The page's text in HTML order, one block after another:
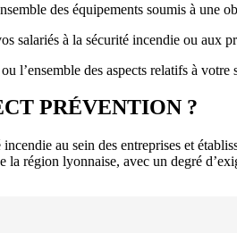
des équipements soumis à une
à la sécurité incendie ou aux
l’ensemble des aspects relatifs à votre
PRÉVENTION ?
au sein des entreprises et
la région lyonnaise, avec un degré